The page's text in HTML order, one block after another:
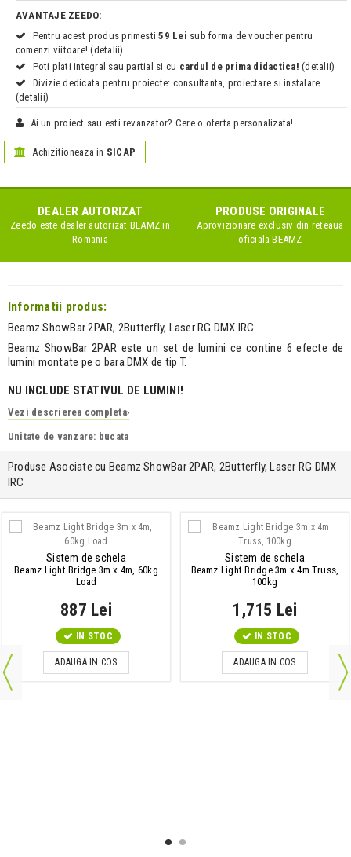
AVANTAJE ZEEDO:
Pentru acest produs primesti59 Lei sub forma de voucher pentru
comenzi viitoare! (detalii)
Poti plati integral sau partial si cu cardul de prima didactica! (detalii)
Divizie dedicata pentru proiecte: consultanta, proiectare si instalare.
(detalii)
Ai un proiect sau esti revanzator? Cere o oferta personalizata!
Achizitioneaza in SICAP
DEALER AUTORIZAT
Zeedo este dealer autorizat BEAMZ in
Romania
PRODUSE ORIGINALE
Aprovizionare exclusiv din reteaua
oficialaBEAMZ
Informatii produs:
Beamz ShowBar 2PAR, 2Butterfly, Laser RG DMX IRC
Beamz ShowBar 2PAR este un set de lumini ce contine 6 efecte de
lumini montate pe o bara DMX de tip T.
NU INCLUDE STATIVUL DE LUMINI!
Vezi descrierea completa›
Unitate de vanzare: bucata
Produse Asociate cu Beamz ShowBar 2PAR, 2Butterfly, Laser RG DMX
IRC
Sistem de schela
Beamz Light Bridge 3m x 4m, 60kg
Load
887 Lei
IN STOC
ADAUGA IN COS
Sistem de schela
Beamz Light Bridge 3m x 4m Truss,
100kg
1,715 Lei
IN STOC
ADAUGA IN COS